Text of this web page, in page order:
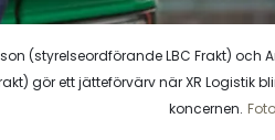
(styrelseordförande LBC Frakt) och
gör ett jätteförvärv när XR Logistik
koncernen.